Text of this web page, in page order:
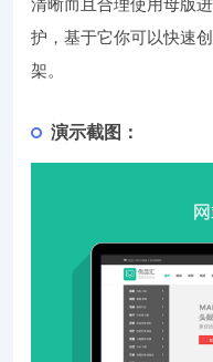
清晰而且合理使用母版
护，基于它你可以快速
架。
演示截图：